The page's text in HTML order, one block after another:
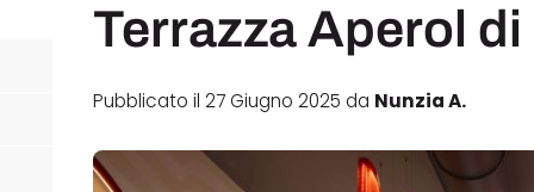
Terrazza Aperol
Pubblicato il 27 Giugno 2025 da Nunzia A.